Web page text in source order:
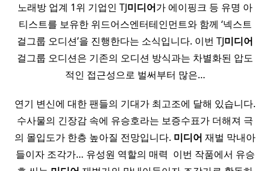
노래방 업계 1위 기업인 TJ미디어가 에이핑크 등 유명 아
티스트를 보유한 위드어스엔터테인먼트와 함께 ‘넥스트
걸그룹 오디션’을 진행한다는 소식입니다. 이번 TJ미디어
걸그룹 오디션은 기존의 오디션 방식과는 차별화된 압도
적인 접근성으로 벌써부터 많은…
연기 변신에 대한 팬들의 기대가 최고조에 달해 있습니다.
수사물의 긴장감 속에 유승호라는 보증수표가 더해져 극
의 몰입도가 한층 높아질 전망입니다. 미디어 재벌 막내아
들이자 조각가… 유성원 역할의 매력 ​ 이번 작품에서 유승